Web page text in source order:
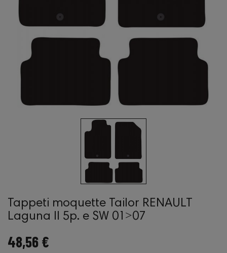
Tappeti moquette Tailor RENAULT
Laguna II 5p. e SW 01˃07
48,56 €